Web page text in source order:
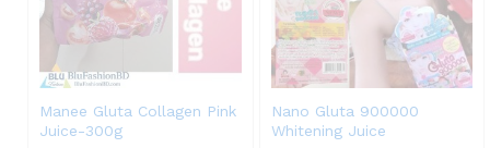
Manee Gluta Collagen Pink
Juice-300g
Nano Gluta 900000
Whitening Juice